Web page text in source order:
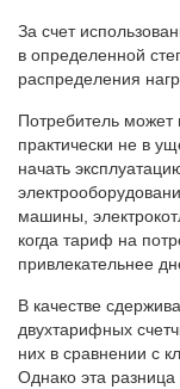
За счет
в определенной
распределения
Потребитель может
практически не в
начать
машины,
когда тариф на
привлекательнее
В качестве
двухтарифных
них в сравнении с
Однако эта